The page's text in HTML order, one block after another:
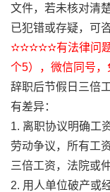
文件，若未核对清
已犯错或存疑，可
✫✫✫✫✫有法律问题
个5），微信同号
辞职后节假日三倍
有差异：
1. 离职协议明确工
劳动争议，所有工
三倍工资，法院或
2. 用人单位破产或